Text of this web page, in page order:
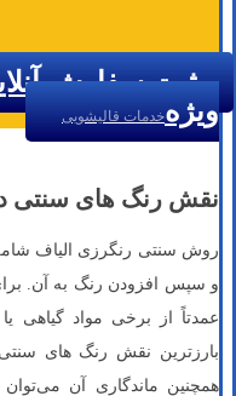
ثبت سفارش
ویژهخدمات قالیشویی
نقش رنگ های سنتی
روش سنتی رنگرزی الیاف شامل
و سپس افزودن رنگ به آن.
عمدتاً از برخی مواد گیاهی
بارزترین نقش رنگ های
همچنین ماندگاری آن